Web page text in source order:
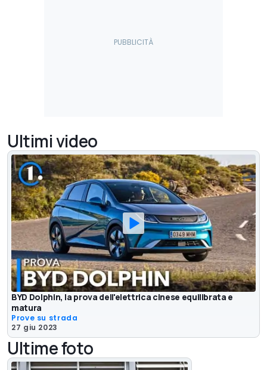
Ultimi video
BYD Dolphin, la prova dell'elettrica cinese equilibrata e
matura
Prove su strada
27 giu 2023
Ultime foto